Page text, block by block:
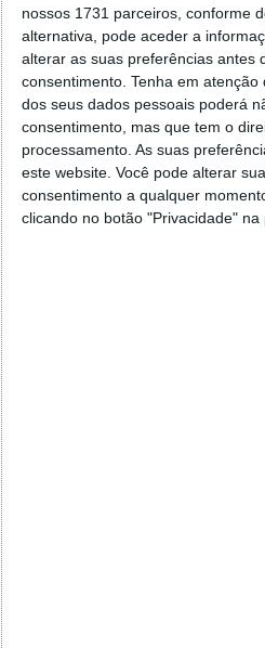
nossos 1731 parceiros, conforme
alternativa, pode aceder a
alterar as suas preferências antes
consentimento. Tenha em
dos seus dados pessoais poderá
consentimento, mas que tem o
processamento. As suas
este website. Você pode alterar
consentimento a qualquer
clicando no botão "Privacidade" na